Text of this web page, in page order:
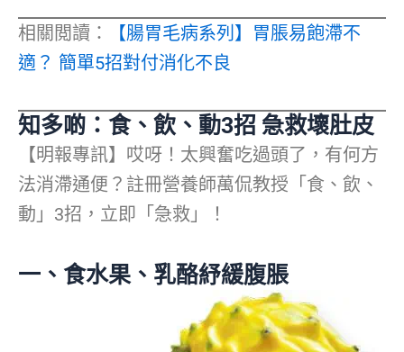
相關閲讀：
【腸胃毛病系列】胃脹易飽滯不
適？ 簡單5招對付消化不良
知多啲：食、飲、動3招 急救壞肚皮
【明報專訊】哎呀！太興奮吃過頭了，有何方
法消滯通便？註冊營養師萬侃教授「食、飲、
動」3招，立即「急救」！
一、食水果、乳酪紓緩腹脹